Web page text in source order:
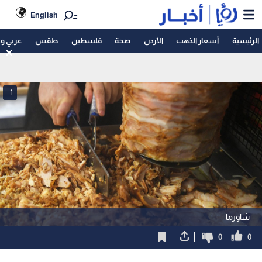
English
الرئيسية أسعار الذهب الأردن صحة فلسطين طقس عربي
شاورما
1
0
0